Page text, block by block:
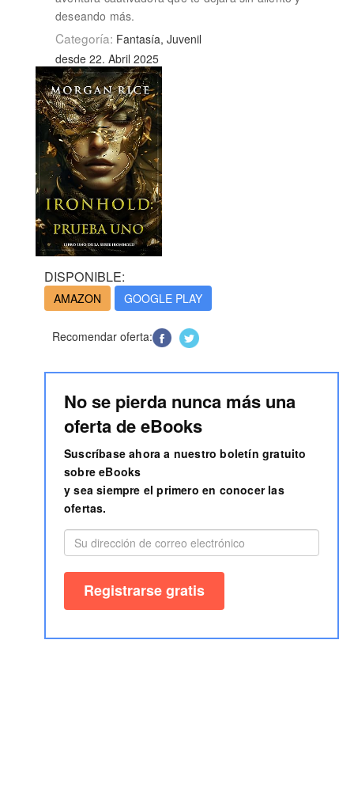
deseando más.
Categoría: Fantasía, Juvenil
desde 22. Abril 2025
DISPONIBLE:
AMAZON GOOGLE PLAY
Recomendar oferta:
No se pierda nunca más una
oferta de eBooks
Suscríbase ahora a nuestro boletín gratuito
sobre eBooks
y sea siempre el primero en conocer las
ofertas.